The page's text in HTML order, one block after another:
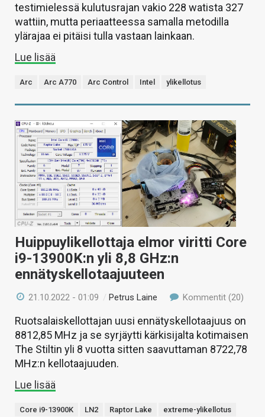
testimielessä kulutusrajan vakio 228 watista 327
wattiin, mutta periaatteessa samalla metodilla
ylärajaa ei pitäisi tulla vastaan lainkaan.
Lue lisää
Arc Arc A770 Arc Control Intel ylikellotus
Huippuylikellottaja elmor viritti Core
i9-13900K:n yli 8,8 GHz:n
ennätyskellotaajuuteen
21.10.2022 - 01:09 /Petrus Laine Kommentit (20)
Ruotsalaiskellottajan uusi ennätyskellotaajuus on
8812,85 MHz ja se syrjäytti kärkisijalta kotimaisen
The Stiltin yli 8 vuotta sitten saavuttaman 8722,78
MHz:n kellotaajuuden.
Lue lisää
Core i9-13900K LN2 Raptor Lake extreme-ylikellotus